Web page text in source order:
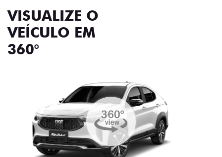
VISUALIZE O
VEÍCULO EM
360°